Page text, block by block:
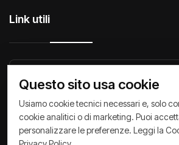
Link utili
Raccontiamo di Noi Comunicati
Privacy Policy Cookie Policy
Questo sito usa cookie
Usiamo cookie tecnici necessari e, solo
cookie analitici o di marketing. Puoi
personalizzare le preferenze. Leggi la